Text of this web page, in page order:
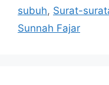
subuh, Surat-
Sunnah Fajar